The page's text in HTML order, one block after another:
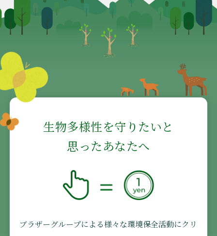
生物多様性を守りたいと
思ったあなたへ
ブラザーグループによる様々な環境保全活動にクリ